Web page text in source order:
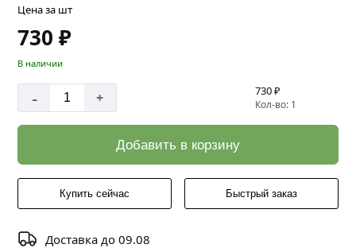
Цена за шт
730 ₽
В наличии
- + 730 ₽
Кол-во: 1
Добавить в корзину
Купить сейчас Быстрый заказ
Доставка до 09.08